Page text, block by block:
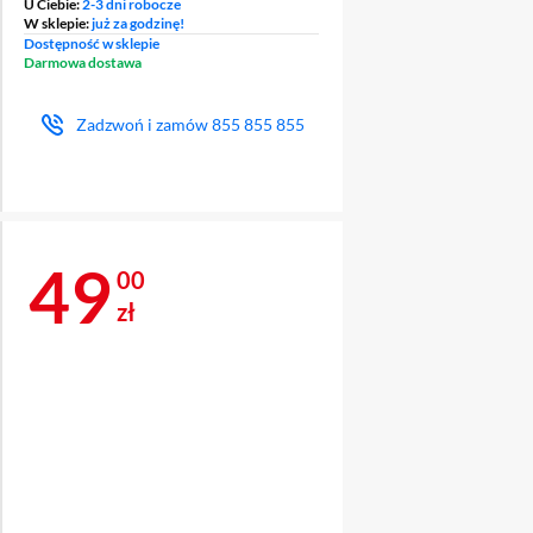
U Ciebie:2-3 dni robocze
W sklepie:już za godzinę!
Dostępność w sklepie
Darmowa dostawa
Zadzwoń i zamów855 855 855
Cena 49 zł
49 00
zł